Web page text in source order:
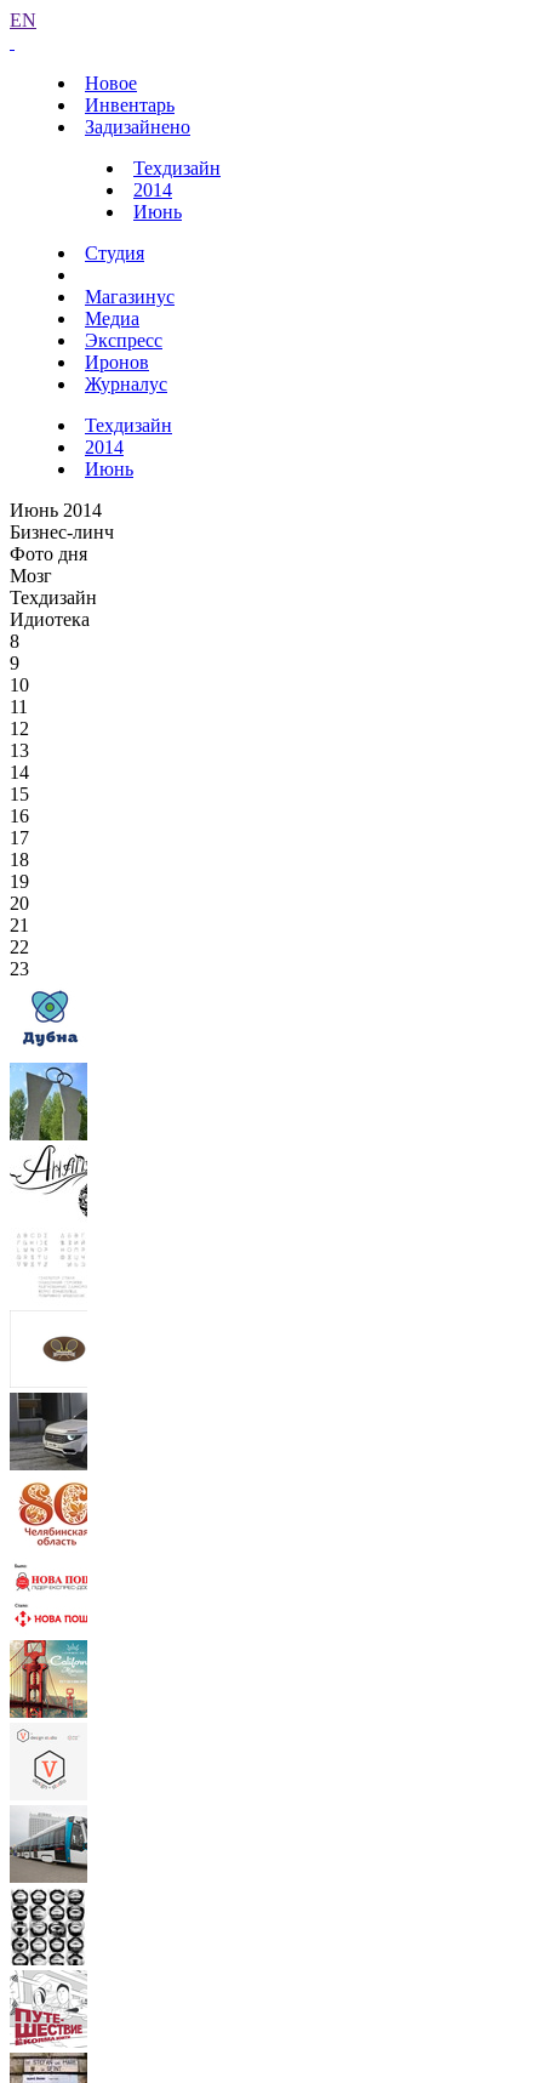
EN
Новое
Инвентарь
Задизайнено
Техдизайн
2014
Июнь
Студия
Магазинус
Медиа
Экспресс
Иронов
Журналус
Техдизайн
2014
Июнь
Июнь 2014
Бизнес-линч
Фото дня
Мозг
Техдизайн
Идиотека
8
9
10
11
12
13
14
15
16
17
18
19
20
21
22
23